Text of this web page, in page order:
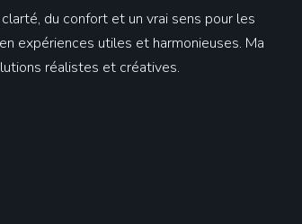
du confort et un vrai sens pour les
expériences utiles et harmonieuses. Ma
réalistes et créatives.